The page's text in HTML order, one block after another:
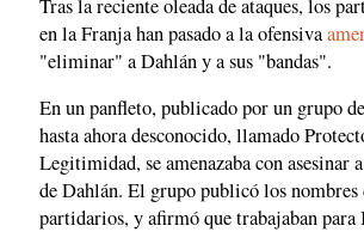
Tras la reciente oleada de ataques, los
en la Franja han pasado a la ofensiva
"eliminar" a Dahlán y a sus "bandas".
En un panfleto, publicado por un grupo
hasta ahora desconocido, llamado
Legitimidad, se amenazaba con asesinar
de Dahlán. El grupo publicó los nombres
partidarios, y afirmó que trabajaban para